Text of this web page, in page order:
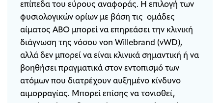
επίπεδα του εύρους αναφοράς. Η επιλογή των
φυσιολογικών ορίων με βάση τις ομάδες
αίματος ABO μπορεί να επηρεάσει την κλινική
διάγνωση της νόσου von Willebrand (vWD),
αλλά δεν μπορεί να είναι κλινικά σημαντική ή να
βοηθήσει πραγματικά στον εντοπισμό των
ατόμων που διατρέχουν αυξημένο κίνδυνο
αιμορραγίας. Μπορεί επίσης να τονισθεί,